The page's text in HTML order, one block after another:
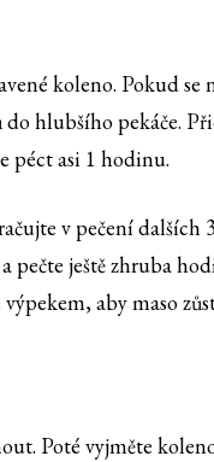
koleno. Pokud se
hlubšího pekáče.
péct asi 1 hodinu.
v pečení
ještě zhruba
aby maso
Poté vyjměte